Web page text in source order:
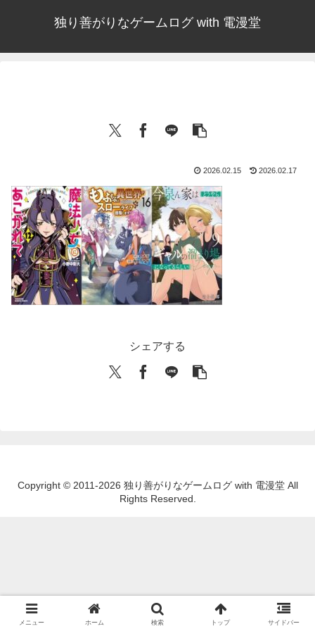
独り善がりなゲームログ with 電漫堂
2026.02.15 2026.02.17
シェアする
Copyright © 2011-2026 独り善がりなゲームログ with 電漫堂 All
Rights Reserved.
メニュー ホーム 検索 トップ サイドバー